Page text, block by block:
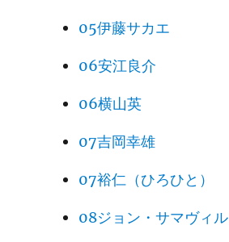
05伊藤サカエ
06安江良介
06横山英
07吉岡幸雄
07裕仁（ひろひと）
08ジョン・サマヴィル